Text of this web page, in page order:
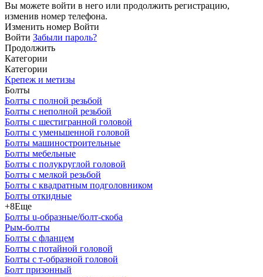
Вы можете войти в него или продолжить регистрацию,
изменив номер телефона.
Изменить номер Войти
Войти Забыли пароль?
Продолжить
Категории
Категории
Крепеж и метизы
Болты
Болты с полной резьбой
Болты с неполной резьбой
Болты с шестигранной головой
Болты с уменьшенной головой
Болты машиностроительные
Болты мебельные
Болты с полукруглой головой
Болты с мелкой резьбой
Болты с квадратным подголовником
Болты откидные
+8Еще
Болты u-образные/болт-скоба
Рым-болты
Болты с фланцем
Болты с потайной головой
Болты с т-образной головой
Болт призонный